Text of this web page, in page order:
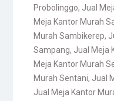
Probolinggo, Jual
Meja Kantor Murah
Murah Sambikerep,
Sampang, Jual Meja
Meja Kantor Murah
Murah Sentani, Jual
Jual Meja Kantor